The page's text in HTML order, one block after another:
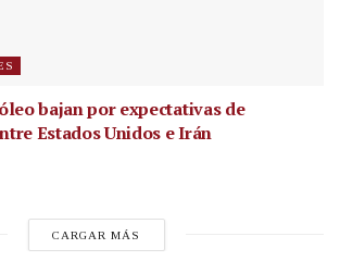
bajan por expectativas de
Estados Unidos e Irán
CARGAR MÁS